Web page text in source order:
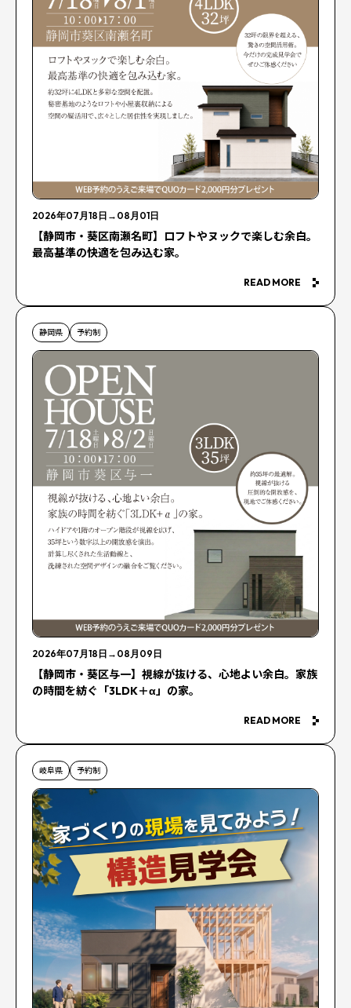
2026年07月18日 → 08月01日
【静岡市・葵区南瀬名町】ロフトやヌックで楽しむ余白。
最高基準の快適を包み込む家。
READ MORE
静岡県 予約制
2026年07月18日 → 08月09日
【静岡市・葵区与一】視線が抜ける、心地よい余白。家族
の時間を紡ぐ「3LDK＋α」の家。
READ MORE
岐阜県 予約制